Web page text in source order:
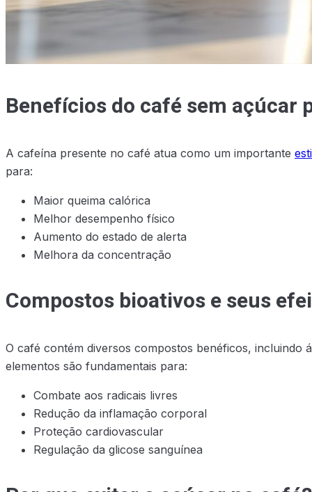
Benefícios do café sem açúcar
A cafeína presente no café atua como um importante
para:
Maior queima calórica
Melhor desempenho físico
Aumento do estado de alerta
Melhora da concentração
Compostos bioativos e seus
O café contém diversos compostos benéficos, incluindo
elementos são fundamentais para:
Combate aos radicais livres
Redução da inflamação corporal
Proteção cardiovascular
Regulação da glicose sanguínea